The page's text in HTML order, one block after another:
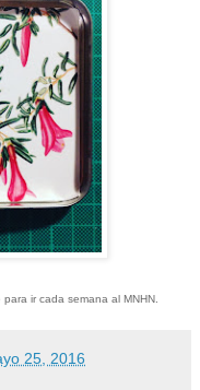
ir cada semana al MNHN.
25, 2016